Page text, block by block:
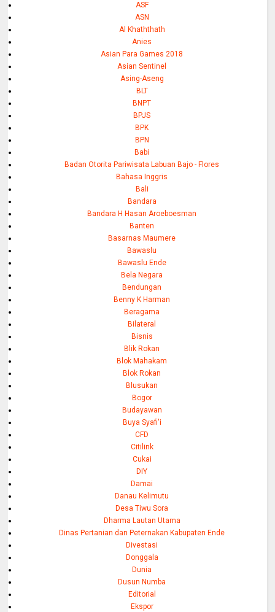
ASF
ASN
Al Khaththath
Anies
Asian Para Games 2018
Asian Sentinel
Asing-Aseng
BLT
BNPT
BPJS
BPK
BPN
Babi
Badan Otorita Pariwisata Labuan Bajo - Flores
Bahasa Inggris
Bali
Bandara
Bandara H Hasan Aroeboesman
Banten
Basarnas Maumere
Bawaslu
Bawaslu Ende
Bela Negara
Bendungan
Benny K Harman
Beragama
Bilateral
Bisnis
Blik Rokan
Blok Mahakam
Blok Rokan
Blusukan
Bogor
Budayawan
Buya Syafi'i
CFD
Citilink
Cukai
DIY
Damai
Danau Kelimutu
Desa Tiwu Sora
Dharma Lautan Utama
Dinas Pertanian dan Peternakan Kabupaten Ende
Divestasi
Donggala
Dunia
Dusun Numba
Editorial
Ekspor